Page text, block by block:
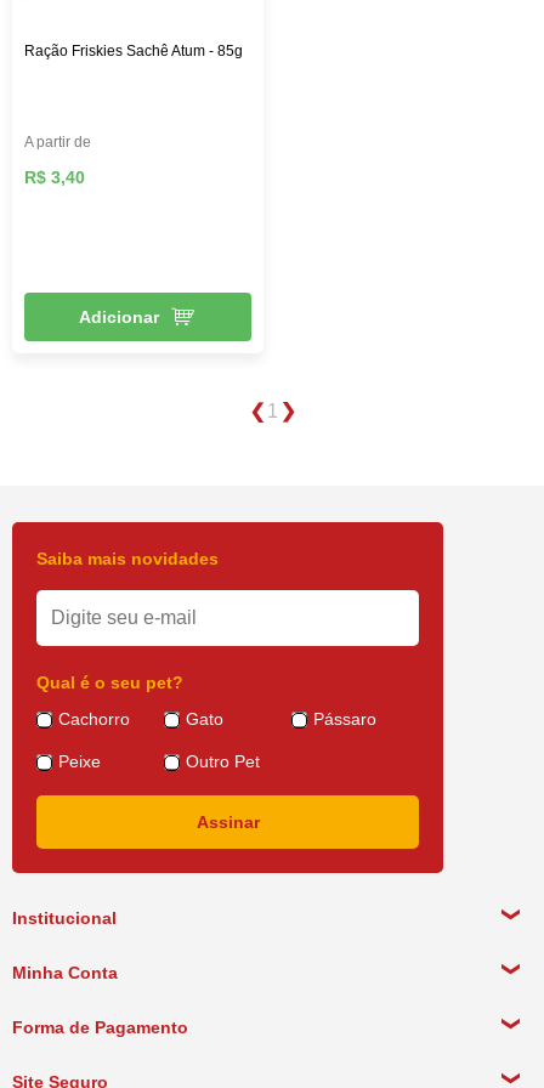
Ração Friskies Sachê Atum - 85g
A partir de
R$ 3,40
Adicionar
1
Institucional
Política de Pagamento
Política de Entrega
Minha Conta
Forma de Pagamento
Site Seguro
Saiba mais novidades
Qual é o seu pet?
Cachorro
Gato Pássaro
Peixe Outro Pet